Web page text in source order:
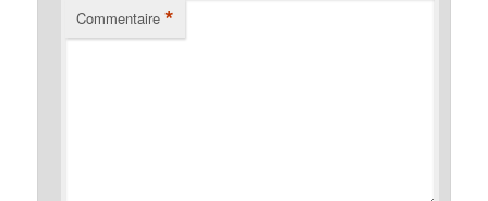
Commentaire *